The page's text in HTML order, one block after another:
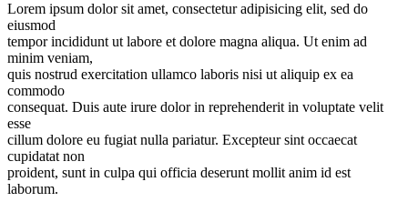
Lorem ipsum dolor sit amet, consectetur adipisicing elit, sed do
eiusmod
tempor incididunt ut labore et dolore magna aliqua. Ut enim ad
minim veniam,
quis nostrud exercitation ullamco laboris nisi ut aliquip ex ea
commodo
consequat. Duis aute irure dolor in reprehenderit in voluptate velit
esse
cillum dolore eu fugiat nulla pariatur. Excepteur sint occaecat
cupidatat non
proident, sunt in culpa qui officia deserunt mollit anim id est
laborum.